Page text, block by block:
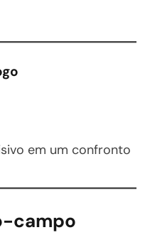
em um confronto
campo